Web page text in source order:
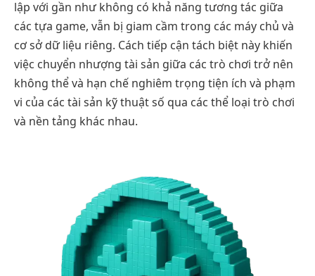
lập với gần như không có khả năng tương tác giữa
các tựa game, vẫn bị giam cầm trong các máy chủ và
cơ sở dữ liệu riêng. Cách tiếp cận tách biệt này khiến
việc chuyển nhượng tài sản giữa các trò chơi trở nên
không thể và hạn chế nghiêm trọng tiện ích và phạm
vi của các tài sản kỹ thuật số qua các thể loại trò chơi
và nền tảng khác nhau.